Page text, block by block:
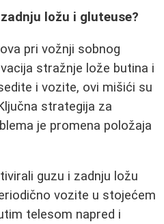
ložu i gluteuse?
pri vožnji sobnog
stražnje lože butina i
i vozite, ovi mišići su
strategija za
je promena položaja
guzu i zadnju ložu
vozite u stojećem
telesom napred i